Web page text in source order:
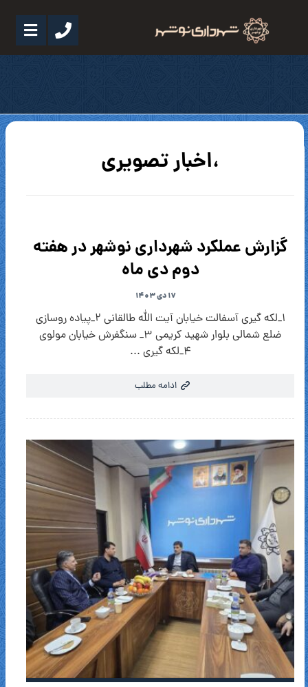
،اخبار تصویری
گزارش عملکرد شهرداری نوشهر در هفته
دوم دی ماه
۱۷ دی ۱۴۰۳
۱_لکه گیری آسفالت خیابان آیت الله طالقانی ۲_پیاده روسازی
ضلع شمالی بلوار شهید کریمی ۳_ سنگفرش خیابان مولوی
۴_لکه گیری ...
ادامه مطلب